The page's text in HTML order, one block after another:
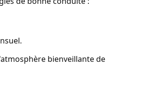
bienveillante de